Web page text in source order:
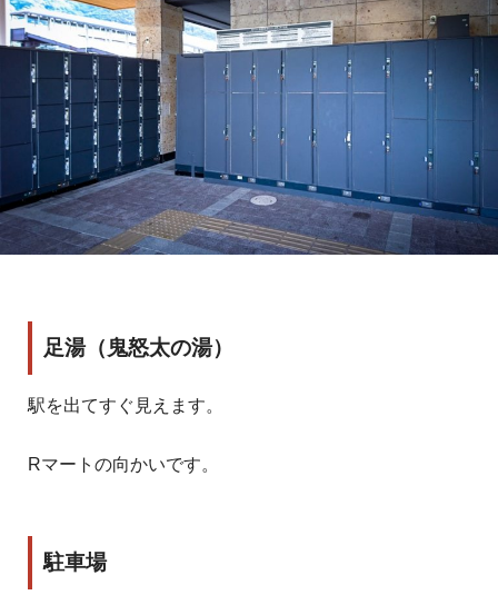
足湯（鬼怒太の湯）
駅を出てすぐ見えます。
Rマートの向かいです。
駐車場